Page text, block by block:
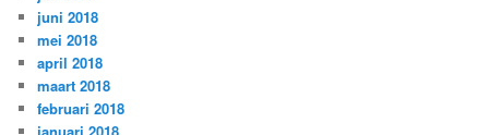
juni 2018
mei 2018
april 2018
maart 2018
februari 2018
januari 2018